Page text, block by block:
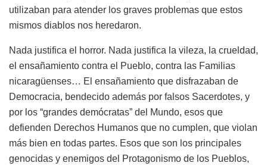
utilizaban para atender los graves problemas que estos
mismos diablos nos heredaron.
Nada justifica el horror. Nada justifica la vileza, la crueldad,
el ensañamiento contra el Pueblo, contra las Familias
nicaragüenses… El ensañamiento que disfrazaban de
Democracia, bendecido además por falsos Sacerdotes, y
por los “grandes demócratas” del Mundo, esos que
defienden Derechos Humanos que no cumplen, que violan
más bien en todas partes. Esos que son los principales
genocidas y enemigos del Protagonismo de los Pueblos,